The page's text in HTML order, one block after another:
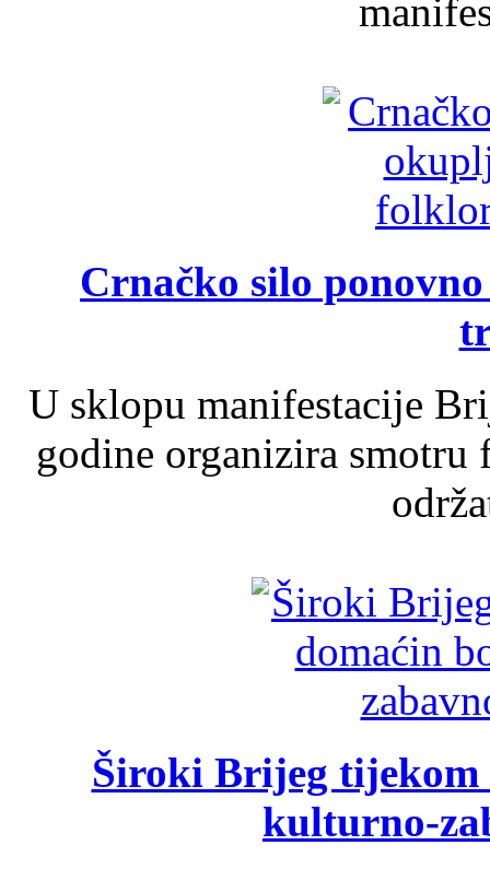
Crnačko silo
U sklopu manifestacije
godine organizira
Široki Brijeg tijekom
kulturno-